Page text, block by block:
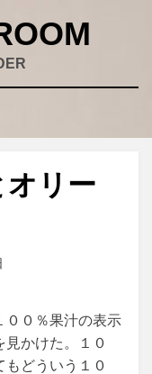
オリー
００％果汁の表示
見かけた。１０
もどういう１０